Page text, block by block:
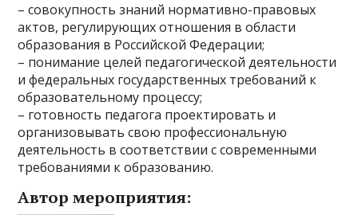
– совокупность знаний нормативно-правовых
актов, регулирующих отношения в области
образования в Российской Федерации;
– понимание целей педагогической деятельности
и федеральных государственных требований к
образовательному процессу;
– готовность педагога проектировать и
организовывать свою профессиональную
деятельность в соответствии с современными
требованиями к образованию.
Автор мероприятия: